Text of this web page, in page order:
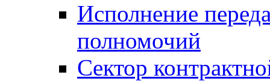
Исполнение
полномочий
Сектор